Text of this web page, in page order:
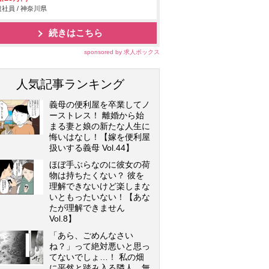
社員 / 神奈川県
続きはこちら
sponsored by 求人ボックス
人気記事ランキング
義母の便利屋を卒業してノ
ーストレス！ 離婚から始
まる妻と娘の新たな人生に
悔いはなし！【嫁を便利屋
扱いする義母 Vol.44】
ほぼ手ぶらなのに彼女の荷
物は持ちたくない？ 彼を
理解できないけど楽しまな
いともったいない！【あな
たが理解できません
Vol.8】
「あら、ごめんなさい
ね？」って絶対悪いと思っ
てないでしょ…！ 私の畑